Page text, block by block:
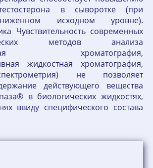
в сыворотке (при
исходном уровне).
Чувствительность современных
методов анализа
хроматография,
жидкостная хроматография,
спектрометрия) не позволяет
действующего вещества
в биологических жидкостях,
ввиду специфического состава